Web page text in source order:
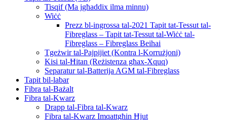
Tisqif (Ma jgħaddix ilma minnu)
Wiċċ
Prezz bl-ingrossa tal-2021 Tapit tat-Tessut tal-
Fibreglass – Tapit tat-Tessut tal-Wiċċ tal-
Fibreglass – Fibreglass Beihai
Tgeżwir tal-Pajpijiet (Kontra l-Korrużjoni)
Kisi tal-Ħitan (Reżistenza għax-Xquq)
Separatur tal-Batterija AGM tal-Fibreglass
Tapit bil-labar
Fibra tal-Bażalt
Fibra tal-Kwarz
Drapp tal-Fibra tal-Kwarz
Fibra tal-Kwarz Imqattgħin Ħjut